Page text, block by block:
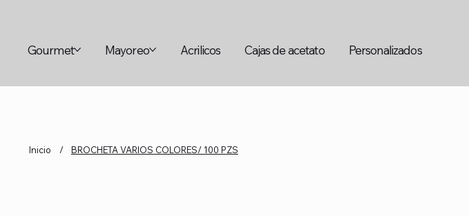
Gourmet Mayoreo Acrilicos Cajas de acetato Personalizados
Inicio / BROCHETA VARIOS COLORES/ 100 PZS